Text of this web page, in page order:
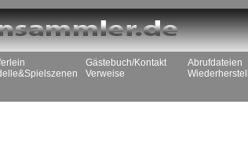
Gästebuch/Kontakt
Verweise
Abrufdateien